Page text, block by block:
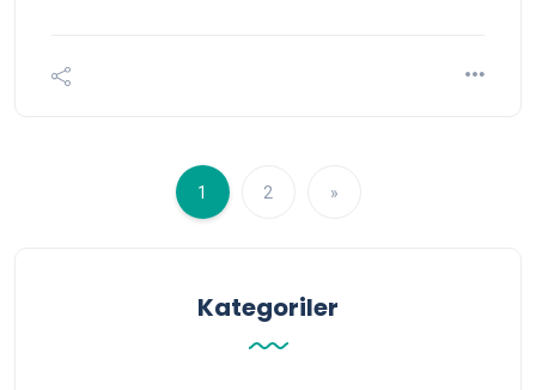
1 2 »
Kategoriler